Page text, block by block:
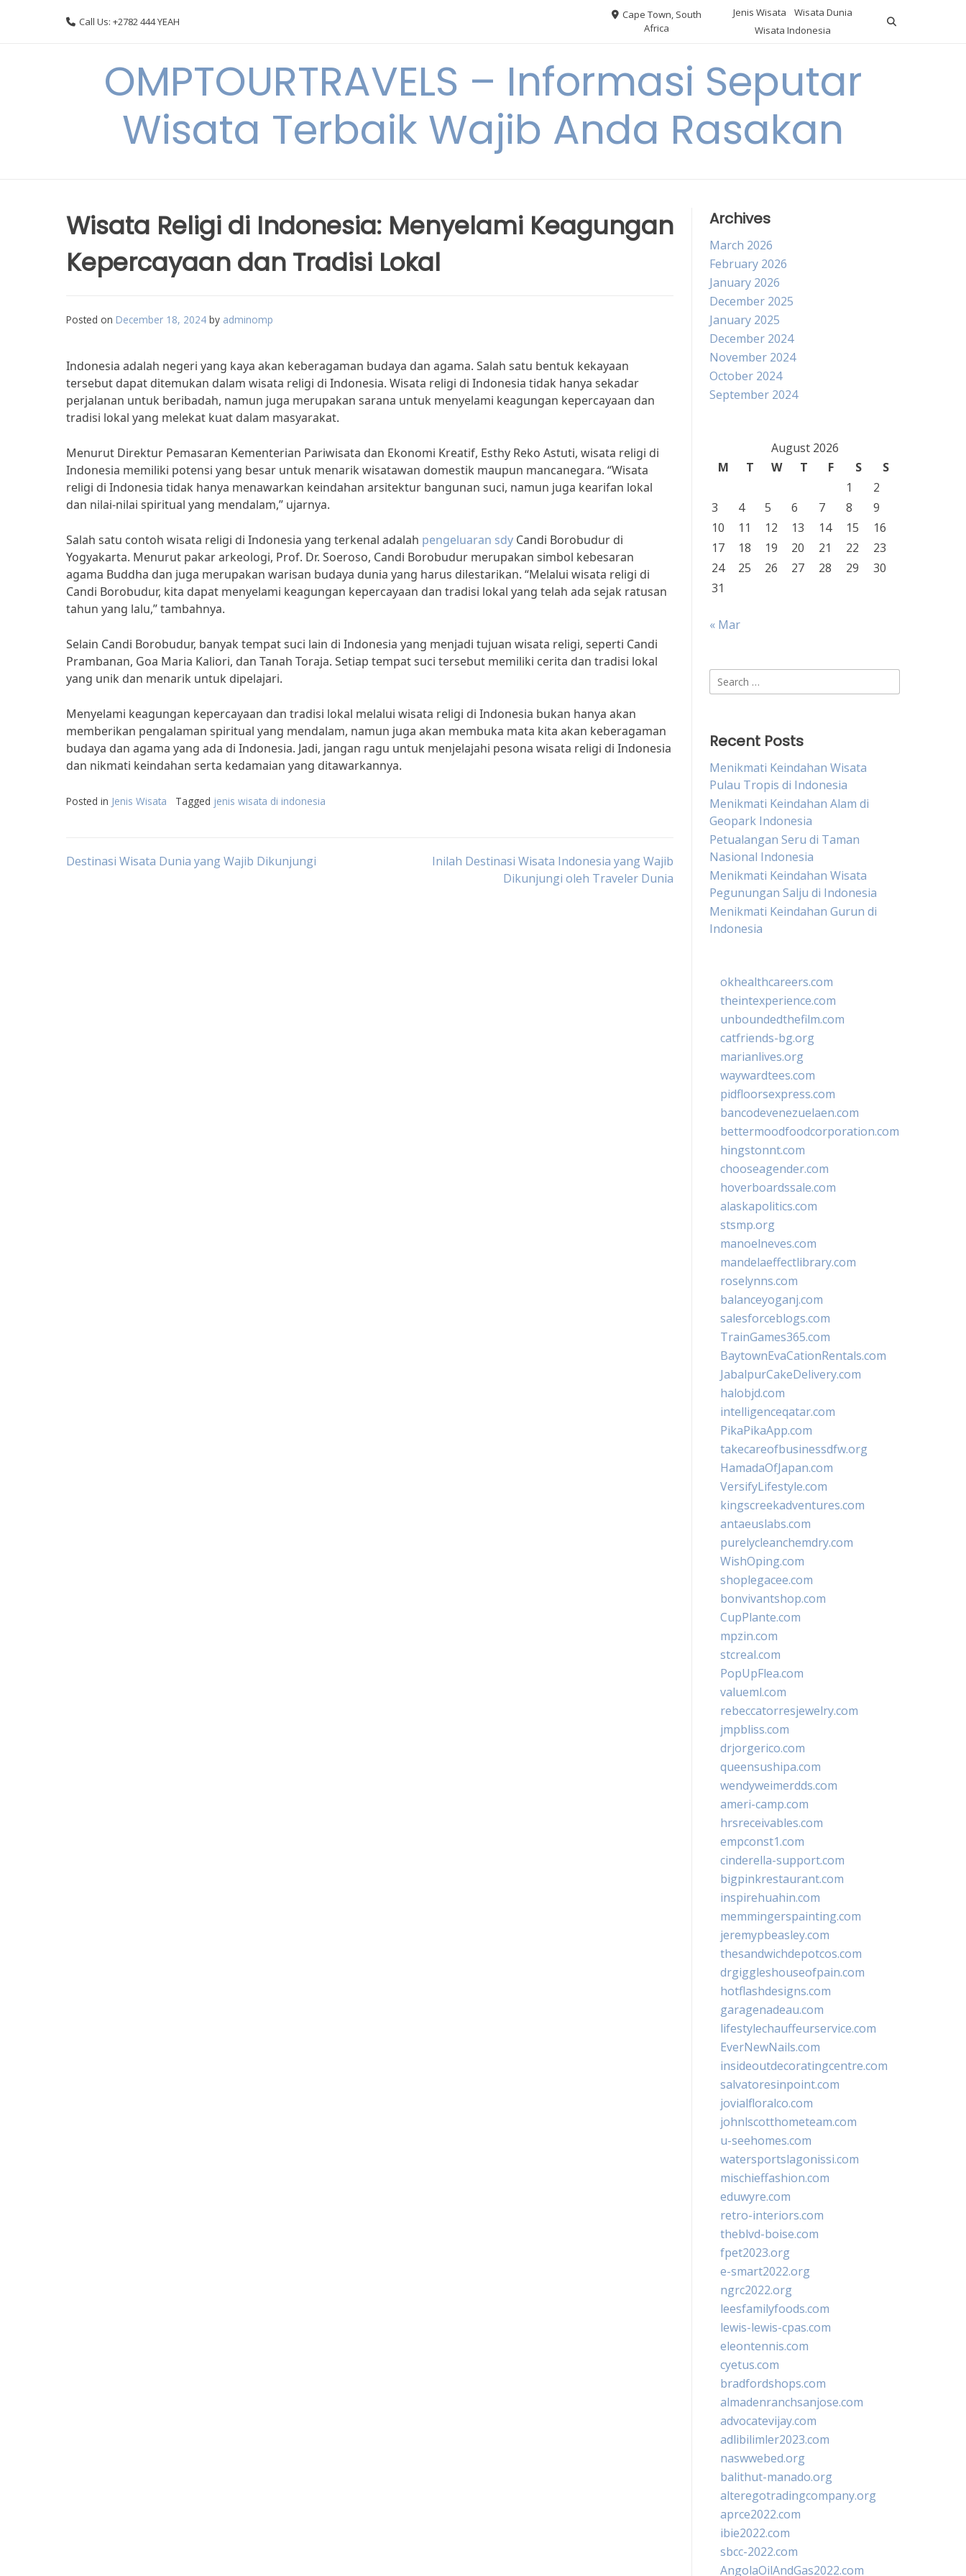
Call Us: +2782 444 YEAH
Cape Town, South
Africa
Jenis Wisata
Wisata Dunia
Wisata Indonesia
OMPTOURTRAVELS – Informasi Seputar
Wisata Terbaik Wajib Anda Rasakan
Wisata Religi di Indonesia: Menyelami Keagungan
Kepercayaan dan Tradisi Lokal
Posted on December 18, 2024 by adminomp
Indonesia adalah negeri yang kaya akan keberagaman budaya dan agama. Salah satu bentuk kekayaan
tersebut dapat ditemukan dalam wisata religi di Indonesia. Wisata religi di Indonesia tidak hanya sekadar
perjalanan untuk beribadah, namun juga merupakan sarana untuk menyelami keagungan kepercayaan dan
tradisi lokal yang melekat kuat dalam masyarakat.
Menurut Direktur Pemasaran Kementerian Pariwisata dan Ekonomi Kreatif, Esthy Reko Astuti, wisata religi di
Indonesia memiliki potensi yang besar untuk menarik wisatawan domestik maupun mancanegara. “Wisata
religi di Indonesia tidak hanya menawarkan keindahan arsitektur bangunan suci, namun juga kearifan lokal
dan nilai-nilai spiritual yang mendalam,” ujarnya.
Salah satu contoh wisata religi di Indonesia yang terkenal adalah pengeluaran sdy Candi Borobudur di
Yogyakarta. Menurut pakar arkeologi, Prof. Dr. Soeroso, Candi Borobudur merupakan simbol kebesaran
agama Buddha dan juga merupakan warisan budaya dunia yang harus dilestarikan. “Melalui wisata religi di
Candi Borobudur, kita dapat menyelami keagungan kepercayaan dan tradisi lokal yang telah ada sejak ratusan
tahun yang lalu,” tambahnya.
Selain Candi Borobudur, banyak tempat suci lain di Indonesia yang menjadi tujuan wisata religi, seperti Candi
Prambanan, Goa Maria Kaliori, dan Tanah Toraja. Setiap tempat suci tersebut memiliki cerita dan tradisi lokal
yang unik dan menarik untuk dipelajari.
Menyelami keagungan kepercayaan dan tradisi lokal melalui wisata religi di Indonesia bukan hanya akan
memberikan pengalaman spiritual yang mendalam, namun juga akan membuka mata kita akan keberagaman
budaya dan agama yang ada di Indonesia. Jadi, jangan ragu untuk menjelajahi pesona wisata religi di Indonesia
dan nikmati keindahan serta kedamaian yang ditawarkannya.
Posted in Jenis Wisata Tagged jenis wisata di indonesia
Post
Destinasi Wisata Dunia yang Wajib Dikunjungi
Inilah Destinasi Wisata Indonesia yang Wajib
Dikunjungi oleh Traveler Dunia
Archives
March 2026
February 2026
January 2026
December 2025
January 2025
December 2024
November 2024
October 2024
September 2024
August 2026
M
T W T F S
S
1
2
3
4 5 6 7 8
9
10
11 12 13 14 15
16
17
18 19 20 21 22
23
24
25 26 27 28 29
30
31
« Mar
Search
for:
Recent Posts
Menikmati Keindahan Wisata
Pulau Tropis di Indonesia
Menikmati Keindahan Alam di
Geopark Indonesia
Petualangan Seru di Taman
Nasional Indonesia
Menikmati Keindahan Wisata
Pegunungan Salju di Indonesia
Menikmati Keindahan Gurun di
Indonesia
okhealthcareers.com
theintexperience.com
unboundedthefilm.com
catfriends-bg.org
marianlives.org
waywardtees.com
pidfloorsexpress.com
bancodevenezuelaen.com
bettermoodfoodcorporation.com
hingstonnt.com
chooseagender.com
hoverboardssale.com
alaskapolitics.com
stsmp.org
manoelneves.com
mandelaeffectlibrary.com
roselynns.com
balanceyoganj.com
salesforceblogs.com
TrainGames365.com
BaytownEvaCationRentals.com
JabalpurCakeDelivery.com
halobjd.com
intelligenceqatar.com
PikaPikaApp.com
takecareofbusinessdfw.org
HamadaOfJapan.com
VersifyLifestyle.com
kingscreekadventures.com
antaeuslabs.com
purelycleanchemdry.com
WishOping.com
shoplegacee.com
bonvivantshop.com
CupPlante.com
mpzin.com
stcreal.com
PopUpFlea.com
valueml.com
rebeccatorresjewelry.com
jmpbliss.com
drjorgerico.com
queensushipa.com
wendyweimerdds.com
ameri-camp.com
hrsreceivables.com
empconst1.com
cinderella-support.com
bigpinkrestaurant.com
inspirehuahin.com
memmingerspainting.com
jeremypbeasley.com
thesandwichdepotcos.com
drgiggleshouseofpain.com
hotflashdesigns.com
garagenadeau.com
lifestylechauffeurservice.com
EverNewNails.com
insideoutdecoratingcentre.com
salvatoresinpoint.com
jovialfloralco.com
johnlscotthometeam.com
u-seehomes.com
watersportslagonissi.com
mischieffashion.com
eduwyre.com
retro-interiors.com
theblvd-boise.com
fpet2023.org
e-smart2022.org
ngrc2022.org
leesfamilyfoods.com
lewis-lewis-cpas.com
eleontennis.com
cyetus.com
bradfordshops.com
almadenranchsanjose.com
advocatevijay.com
adlibilimler2023.com
naswwebed.org
balithut-manado.org
alteregotradingcompany.org
aprce2022.com
ibie2022.com
sbcc-2022.com
AngolaOilAndGas2022.com